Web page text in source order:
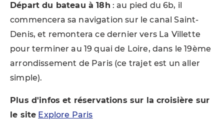
Départ du bateau à 18h : au pied du 6b, il
commencera sa navigation sur le canal Saint-
Denis, et remontera ce dernier vers La Villette
pour terminer au 19 quai de Loire, dans le 19ème
arrondissement de Paris (ce trajet est un aller
simple).
Plus d'infos et réservations sur la croisière sur
le site Explore Paris